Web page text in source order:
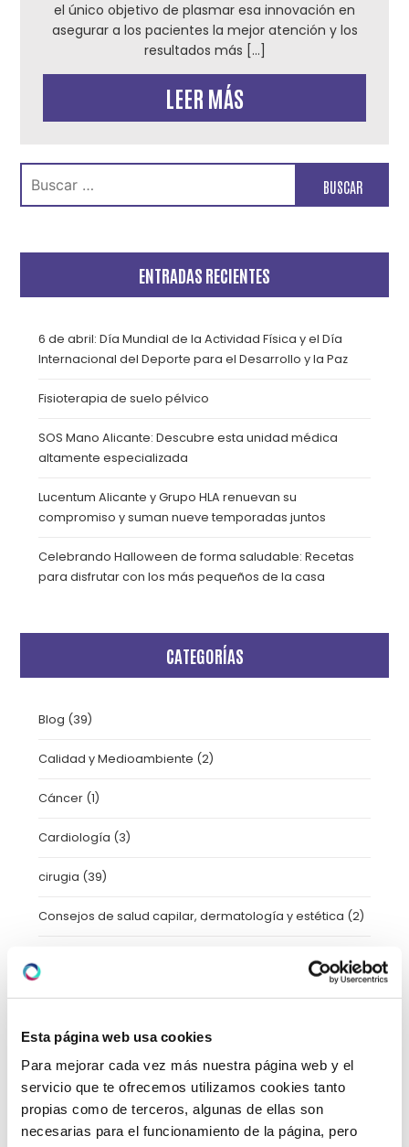
Esta página web usa cookies
Para mejorar cada vez más nuestra página web y el
servicio que te ofrecemos utilizamos cookies tanto
propias como de terceros, algunas de ellas son
necesarias para el funcionamiento de la página, pero
el único objetivo de plasmar esa innovación en
asegurar a los pacientes la mejor atención y los
resultados más […]
LEER MÁS
Buscar:
ENTRADAS RECIENTES
6 de abril: Día Mundial de la Actividad Física y el Día
Internacional del Deporte para el Desarrollo y la Paz
Fisioterapia de suelo pélvico
SOS Mano Alicante: Descubre esta unidad médica
altamente especializada
Lucentum Alicante y Grupo HLA renuevan su
compromiso y suman nueve temporadas juntos
Celebrando Halloween de forma saludable: Recetas
para disfrutar con los más pequeños de la casa
CATEGORÍAS
Blog (39)
Calidad y Medioambiente (2)
Cáncer (1)
Cardiología (3)
cirugia (39)
Consejos de salud capilar, dermatología y estética (2)
Enfermería(1)
Farmacia Hospitalaria(1)
Fisioterapia y Rehabilitación(17)
Formación(10)